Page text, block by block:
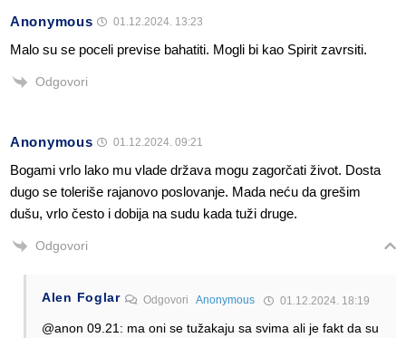
Anonymous 01.12.2024. 13:23
Malo su se poceli previse bahatiti. Mogli bi kao Spirit zavrsiti.
Odgovori
Anonymous 01.12.2024. 09:21
Bogami vrlo lako mu vlade država mogu zagorčati život. Dosta
dugo se toleriše rajanovo poslovanje. Mada neću da grešim
dušu, vrlo često i dobija na sudu kada tuži druge.
Odgovori
Alen Foglar Odgovori Anonymous 01.12.2024. 18:19
@anon 09.21: ma oni se tužakaju sa svima ali je fakt da su